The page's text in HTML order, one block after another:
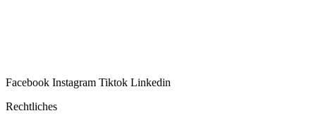
Facebook Instagram Tiktok Linkedin
Rechtliches